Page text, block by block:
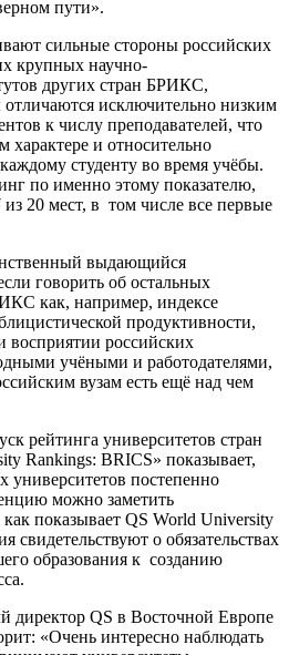
пути».
сильные стороны российских
крупных научно-
других стран БРИКС,
отличаются исключительно низким
к числу преподавателей, что
характере и относительно
студенту во время учёбы.
по именно этому показателю,
20 мест, в том числе все первые
выдающийся
говорить об остальных
как, например, индексе
продуктивности,
восприятии российских
учёными и работодателями,
вузам есть ещё над чем
рейтинга университетов стран
Rankings: BRICS» показывает,
университетов постепенно
можно заметить
как показывает QS World University
свидетельствуют о обязательствах
образования к созданию
директор QS в Восточной Европе
«Очень интересно наблюдать